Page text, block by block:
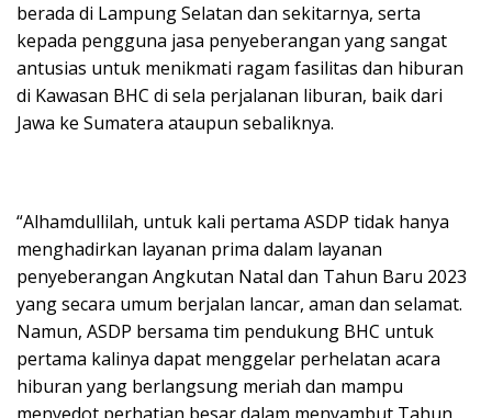
berada di Lampung Selatan dan sekitarnya, serta
kepada pengguna jasa penyeberangan yang sangat
antusias untuk menikmati ragam fasilitas dan hiburan
di Kawasan BHC di sela perjalanan liburan, baik dari
Jawa ke Sumatera ataupun sebaliknya.
“Alhamdullilah, untuk kali pertama ASDP tidak hanya
menghadirkan layanan prima dalam layanan
penyeberangan Angkutan Natal dan Tahun Baru 2023
yang secara umum berjalan lancar, aman dan selamat.
Namun, ASDP bersama tim pendukung BHC untuk
pertama kalinya dapat menggelar perhelatan acara
hiburan yang berlangsung meriah dan mampu